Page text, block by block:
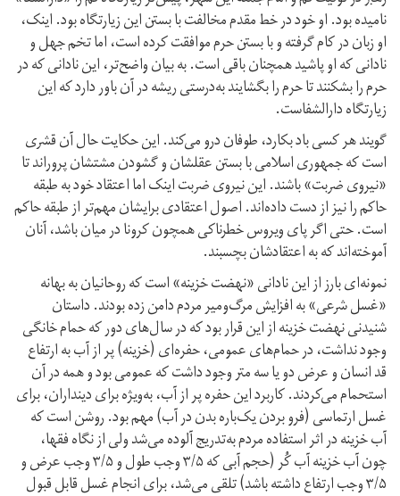
نامیده بود. او خود در خط مقدم مخالفت با بستن این زیارتگاه بود. اینک،
او زبان در کام گرفته و با بستن حرم موافقت کرده است، اما تخم جهل و
نادانی که او پاشید همچنان باقی است. به بیان واضح‌تر، این نادانی که در
حرم را بشکنند تا حرم را بگشایند به‌درستی ریشه در آن باور دارد که این
زیارتگاه دارالشفاست.
گویند هر کسی باد بکارد، طوفان درو می‌کند. این حکایت حال آن قشری
است که جمهوری اسلامی با بستن عقلشان و گشودن مشتشان پروراند تا
«نیروی ضربت» باشند. این نیروی ضربت اینک اما اعتقاد خود به طبقه
حاکم را نیز از دست داده‌اند. اصول اعتقادی برایشان مهم‌تر از طبقه حاکم
است. حتی اگر پای ویروس خطرناکی همچون کرونا در میان باشد، آنان
آموخته‌اند که به اعتقادشان بچسبند.
نمونه‌ای بارز از این نادانی «نهضت خزینه» است که روحانیان به بهانه
«غسل شرعی» به افزایش مرگ‌و‌میر مردم دامن زده بودند. داستان
شنیدنی نهضت خزینه از این قرار بود که در سال‌های دور که حمام خانگی
وجود نداشت، در حمام‌های عمومی، حفره‌ای (خزینه) پر از آب به ارتفاع
قد انسان و عرض دو یا سه متر وجود داشت که عمومی بود و همه در آن
استحمام می‌کردند. کاربرد این حفره پر از آب، به‌ویژه برای دینداران، برای
غسل ارتماسی (فرو بردن یک‌باره بدن در آب) مهم بود. روشن است که
آب خزینه در اثر استفاده مردم به‌تدریج آلوده می‌شد ولی از نگاه فقها،
چون آب خزینه آب کُر (حجم آبی که ۳/۵ وجب طول و ۳/۵ وجب عرض و
۳/۵ وجب ارتفاع داشته باشد) تلقی می‌شد، برای انجام غسل قابل قبول